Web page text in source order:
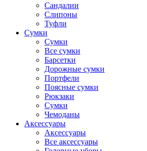
Сандалии
Слипоны
Туфли
Сумки
Сумки
Все сумки
Барсетки
Дорожные сумки
Портфели
Поясные сумки
Рюкзаки
Сумки
Чемоданы
Аксессуары
Аксессуары
Все аксессуары